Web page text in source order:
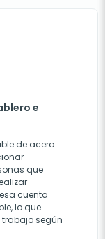
e
de acero
que
cuenta
lo que
según